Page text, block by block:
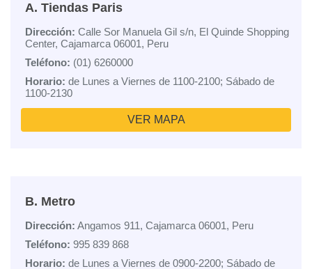
A. Tiendas Paris
Dirección: Calle Sor Manuela Gil s/n, El Quinde Shopping
Center, Cajamarca 06001, Peru
Teléfono: (01) 6260000
Horario: de Lunes a Viernes de 1100-2100; Sábado de
1100-2130
VER MAPA
B. Metro
Dirección: Angamos 911, Cajamarca 06001, Peru
Teléfono: 995 839 868
Horario: de Lunes a Viernes de 0900-2200; Sábado de